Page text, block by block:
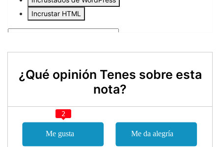
¿Qué opinión Tenes sobre esta
nota?
2